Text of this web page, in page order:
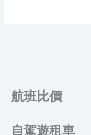
航班比價
自駕遊租車